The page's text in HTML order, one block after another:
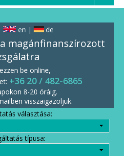
en | de
magánfinanszírozott
be online,
: +36 20 / 482-6865
8-20 óráig.
visszaigazoljuk.
választása:
típusa: